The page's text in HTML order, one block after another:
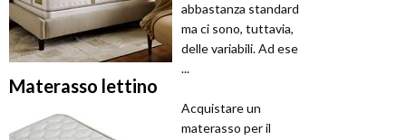
abbastanza standard
ma ci sono, tuttavia,
delle variabili. Ad ese
...
Materasso lettino
Acquistare un
materasso per il